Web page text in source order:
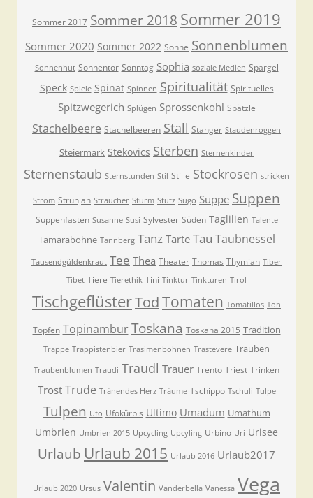
Sommer 2017 Sommer 2018 Sommer 2019
Sommer 2020 Sommer 2022 Sonne Sonnenblumen
Sonnenhut Sonnentor Sonntag Sophia soziale Medien Spargel
Speck Spiele Spinat Spinnen Spiritualität Spirituelles
Spitzwegerich Splügen Sprossenkohl Spätzle
Stachelbeere Stachelbeeren Stall Stanger Staudenroggen
Steiermark Stekovics Sterben Sternenkinder
Sternenstaub Sternstunden Stil Stille Stockrosen stricken
Strom Strunjan Sträucher Sturm Stutz Sugo Suppe Suppen
Suppenfasten Susanne Susi Sylvester Süden Taglilien Talente
Tamarabohne Tannberg Tanz Tarte Tau Taubnessel
Tausendgüldenkraut Tee Thea Theater Thomas Thymian Tiber
Tibet Tiere Tierethik Tini Tinktur Tinkturen Tirol
TischgeflüsterTodTomaten Tomatillos Ton
Topfen Topinambur Toskana Toskana 2015 Tradition
Trappe Trappistenbier Trasimenbohnen Trastevere Trauben
Traubenblumen Traudi Traudl Trauer Trento Triest Trinken
Trost Trude Tränendes Herz Träume Tschippo Tschuli Tulpe
Tulpen Ufo Ufokürbis Ultimo Umadum Umathum
Umbrien Umbrien 2015 Upcycling Upcyling Urbino Uri Urisee
Urlaub Urlaub 2015 Urlaub 2016 Urlaub2017
Urlaub 2020 Ursus Valentin Vanderbella Vanessa Vega